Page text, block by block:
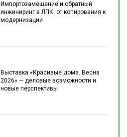
Импортозамещение и обратный
инжиниринг в ЛПК: от копирования к
модернизации
Выставка «Красивые дома. Весна
2026» — деловые возможности и
новые перспективы